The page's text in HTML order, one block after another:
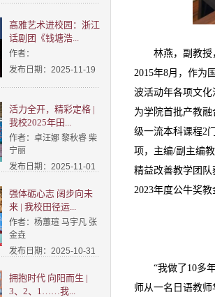
高雅艺术进校园：浙江
话剧团《钱塘浩...
作者：
发布日期：2025-11-19
活力全开，精彩定格 |
我校2025年田...
作者：卓汪娜 黎秋睿 柴
宁丽
发布日期：2025-11-01
强体砺心志 阔步向未
来 | 我校田径运...
作者：杨蕙瑄 马宇凡 张
金垚
发布日期：2025-10-31
拥抱时代 向阳而生 |
3、2、1……我...
林燕，副教授
2015年8月，作为
波活动年各项文化
为学院首批产教
级一流本科课程2
项，主编/副主编
精益改善教学团队
2023年度公牛奖
“我做了10多
师从一名日语教